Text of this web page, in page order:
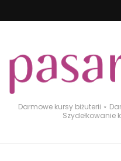
Darmowe kursy biżuterii ⋆
Szydełkowanie